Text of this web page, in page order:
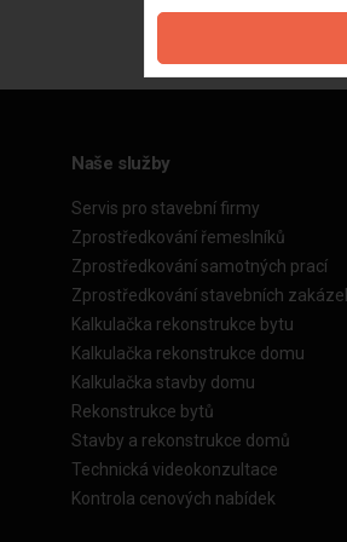
Naše služby
Servis pro stavební firmy
Zprostředkování řemeslníků
Zprostředkování samotných prací
Zprostředkování stavebních
Kalkulačka rekonstrukce bytu
Kalkulačka rekonstrukce domu
Kalkulačka stavby domu
Rekonstrukce bytů
Stavby a rekonstrukce domů
Technická videokonzultace
Kontrola cenových nabídek